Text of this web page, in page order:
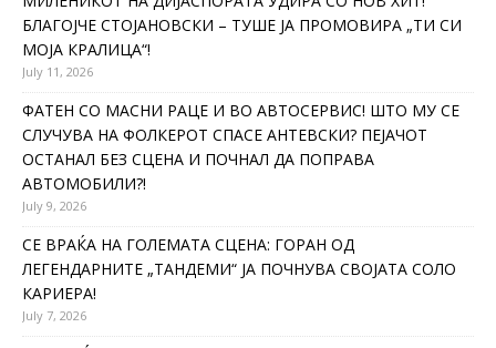
БЛАГОЈЧЕ СТОЈАНОВСКИ – ТУШЕ ЈА ПРОМОВИРА „ТИ СИ
МОЈА КРАЛИЦА“!
July 11, 2026
ФАТЕН СО МАСНИ РАЦЕ И ВО АВТОСЕРВИС! ШТО МУ СЕ
СЛУЧУВА НА ФОЛКЕРОТ СПАСЕ АНТЕВСКИ? ПЕЈАЧОТ
ОСТАНАЛ БЕЗ СЦЕНА И ПОЧНАЛ ДА ПОПРАВА
АВТОМОБИЛИ?!
July 9, 2026
СЕ ВРАЌА НА ГОЛЕМАТА СЦЕНА: ГОРАН ОД
ЛЕГЕНДАРНИТЕ „ТАНДЕМИ“ ЈА ПОЧНУВА СВОЈАТА СОЛО
КАРИЕРА!
July 7, 2026